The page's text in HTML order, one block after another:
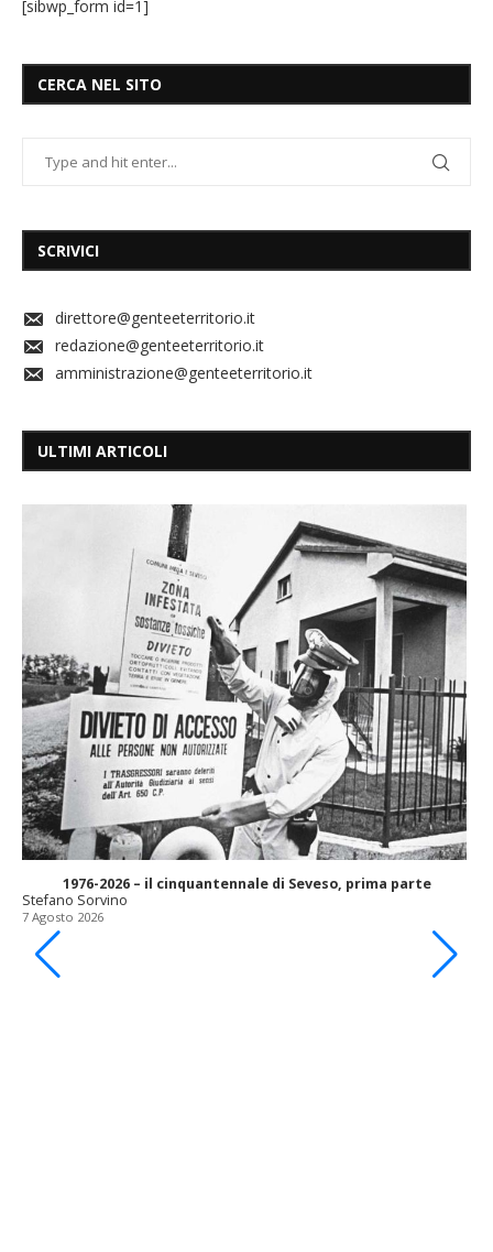
[sibwp_form id=1]
CERCA NEL SITO
SCRIVICI
direttore@genteeterritorio.it
redazione@genteeterritorio.it
amministrazione@genteeterritorio.it
ULTIMI ARTICOLI
1976-2026 – il cinquantennale di Seveso, prima parte
Stefano Sorvino
7 Agosto 2026